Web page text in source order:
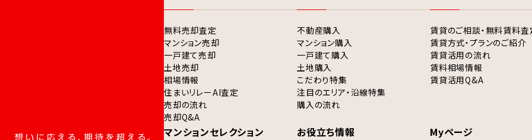
無料売却査定
マンション売却
一戸建て売却
土地売却
相場情報
住まいリレーAI査定
売却の流れ
売却Q&A
不動産購入
マンション購入
一戸建て購入
土地購入
こだわり特集
注目のエリア・沿線特集
購入の流れ
賃貸のご相談・無料賃料査
賃貸方式・プランのご紹介
賃貸活用の流れ
賃料相場情報
賃貸活用Q&A
マンションセレクション お役立ち情報 Myページ